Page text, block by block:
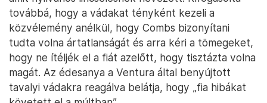
továbbá, hogy a vádakat tényként kezeli a
közvélemény anélkül, hogy Combs bizonyítani
tudta volna ártatlanságát és arra kéri a tömegeket,
hogy ne ítéljék el a fiát azelőtt, hogy tisztázta volna
magát. Az édesanya a Ventura által benyújtott
tavalyi vádakra reagálva belátja, hogy „fia hibákat